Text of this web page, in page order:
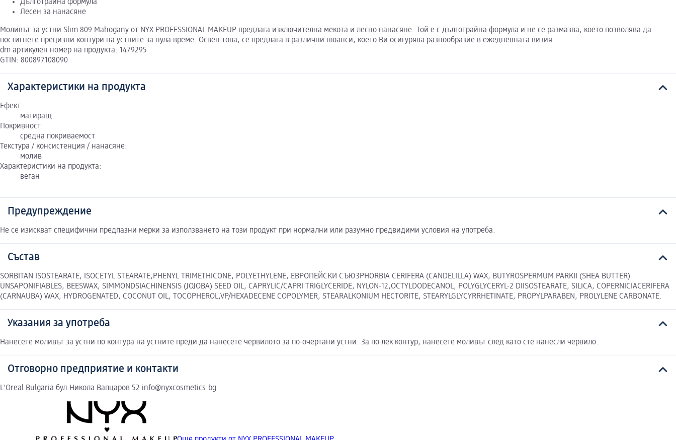
Дълготрайна формула
Лесен за нанасяне
Моливът за устни Slim 809 Mahogany от NYX PROFESSIONAL MAKEUP предлага изключителна мекота и лесно нанасяне. Той е с дълготрайна формула и не се размазва, което позволява да
постигнете прецизни контури на устните за нула време. Освен това, се предлага в различни нюанси, което Ви осигурява разнообразие в ежедневната визия.
dm артикулен номер на продукта: 1479295
GTIN: 800897108090
Характеристики на продукта
Ефект:
матиращ
Покривност:
средна покриваемост
Текстура / консистенция / нанасяне:
молив
Характеристики на продукта:
веган
Предупреждение
Не се изискват специфични предпазни мерки за използването на този продукт при нормални или разумно предвидими условия на употреба.
Състав
SORBITAN ISOSTEARATE, ISOCETYL STEARATE,PHENYL TRIMETHICONE, POLYETHYLENE, ЕВРОПЕЙСКИ СЪЮЗPHORBIA CERIFERA (CANDELILLA) WAX, BUTYROSPERMUM PARKII (SHEA BUTTER)
UNSAPONIFIABLES, BEESWAX, SIMMONDSIACHINENSIS (JOJOBA) SEED OIL, CAPRYLIC/CAPRI TRIGLYCERIDE, NYLON-12,OCTYLDODECANOL, POLYGLYCERYL-2 DIISOSTEARATE, SILICA, COPERNICIACERIFERA
(CARNAUBA) WAX, HYDROGENATED, COCONUT OIL, TOCOPHEROL,VP/HEXADECENE COPOLYMER, STEARALKONIUM HECTORITE, STEARYLGLYCYRRHETINATE, PROPYLPARABEN, PROLYLENE CARBONATE.
Указания за употреба
Нанесете моливът за устни по контура на устните преди да нанесете червилото за по-очертани устни. За по-лек контур, нанесете моливът след като сте нанесли червило.
Отговорно предприятие и контакти
L'Oreal Bulgaria бул.Никола Вапцаров 52 info@nyxcosmetics.bg